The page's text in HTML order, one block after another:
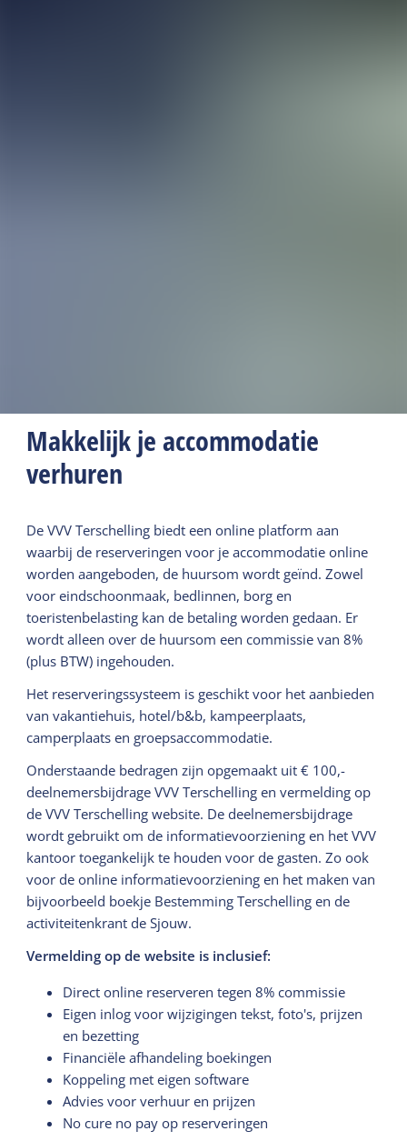
Makkelijk je accommodatie
verhuren
De VVV Terschelling biedt een online platform aan
waarbij de reserveringen voor je accommodatie online
worden aangeboden, de huursom wordt geïnd. Zowel
voor eindschoonmaak, bedlinnen, borg en
toeristenbelasting kan de betaling worden gedaan. Er
wordt alleen over de huursom een commissie van 8%
(plus BTW) ingehouden.
Het reserveringssysteem is geschikt voor het aanbieden
van vakantiehuis, hotel/b&b, kampeerplaats,
camperplaats en groepsaccommodatie.
Onderstaande bedragen zijn opgemaakt uit € 100,-
deelnemersbijdrage VVV Terschelling en vermelding op
de VVV Terschelling website. De deelnemersbijdrage
wordt gebruikt om de informatievoorziening en het VVV
kantoor toegankelijk te houden voor de gasten. Zo ook
voor de online informatievoorziening en het maken van
bijvoorbeeld boekje Bestemming Terschelling en de
activiteitenkrant de Sjouw.
Vermelding op de website is inclusief:
Direct online reserveren tegen 8% commissie
Eigen inlog voor wijzigingen tekst, foto's, prijzen
en bezetting
Financiële afhandeling boekingen
Koppeling met eigen software
Advies voor verhuur en prijzen
No cure no pay op reserveringen